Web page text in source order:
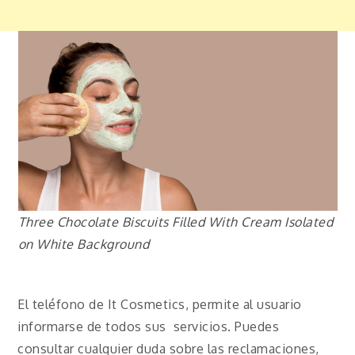
Three Chocolate Biscuits Filled With Cream Isolated
on White Background
El teléfono de It Cosmetics, permite al usuario
informarse de todos sus servicios. Puedes
consultar cualquier duda sobre las reclamaciones,